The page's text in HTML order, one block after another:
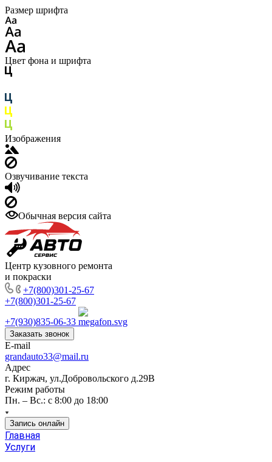
Размер шрифта
Цвет фона и шрифта
Изображения
Озвучивание текста
Обычная версия сайта
Центр кузовного ремонта
и покраски
+7(800)301-25-67
+7(800)301-25-67
+7(930)835-06-33
Заказать звонок
E-mail
grandauto33@mail.ru
Адрес
г. Киржач, ул.Добровольского д.29В
Режим работы
Пн. – Вс.: с 8:00 до 18:00
Запись онлайн
Главная
Услуги